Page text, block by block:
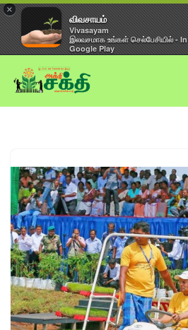
×
விவசாயம்
Vivasayam
இலவசமாக உங்கள் செல்பேசியில் - In
Google Play
Skip
to